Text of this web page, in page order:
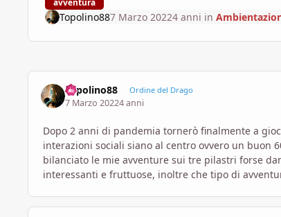
Topolino887 Marzo 20224 anni in
Topolino88 Ordine del Drago
7 Marzo 20224 anni
Dopo 2 anni di pandemia tornerò finalmente a
interazioni sociali siano al centro ovvero un buon
bilanciato le mie avventure sui tre pilastri forse
interessanti e fruttuose, inoltre che tipo di